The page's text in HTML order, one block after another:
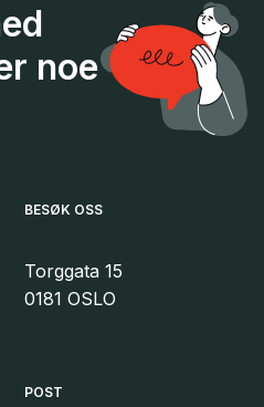
noe
BESØK OSS
Torggata 15
0181 OSLO
POST